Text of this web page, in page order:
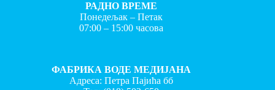
РАДНО ВРЕМЕ
Понедељак – Петак
07:00 – 15:00 часова
ФАБРИКА ВОДЕ МЕДИЈАНА
Адреса: Петра Пајића бб